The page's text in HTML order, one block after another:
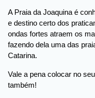
A Praia da Joaquina é
e destino certo dos
ondas fortes atraem os
fazendo dela uma das
Catarina.
Vale a pena colocar no
também!